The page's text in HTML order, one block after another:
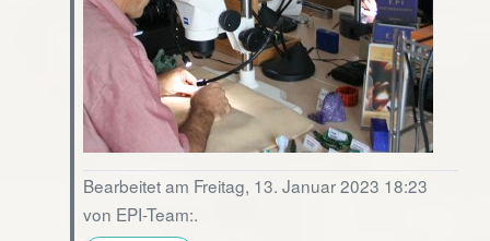
Bearbeitet am Freitag, 13. Januar 2023 18:23
von EPI-Team:.